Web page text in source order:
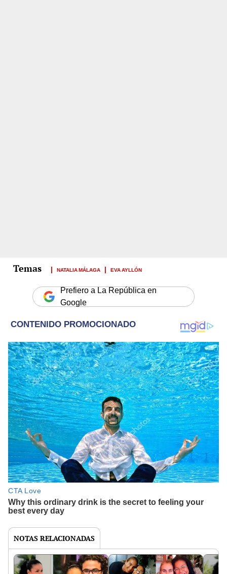
NATALIA MÁLAGA EVA AYLLÓN
Prefiero a La República en
Google
NOTAS RELACIONADAS